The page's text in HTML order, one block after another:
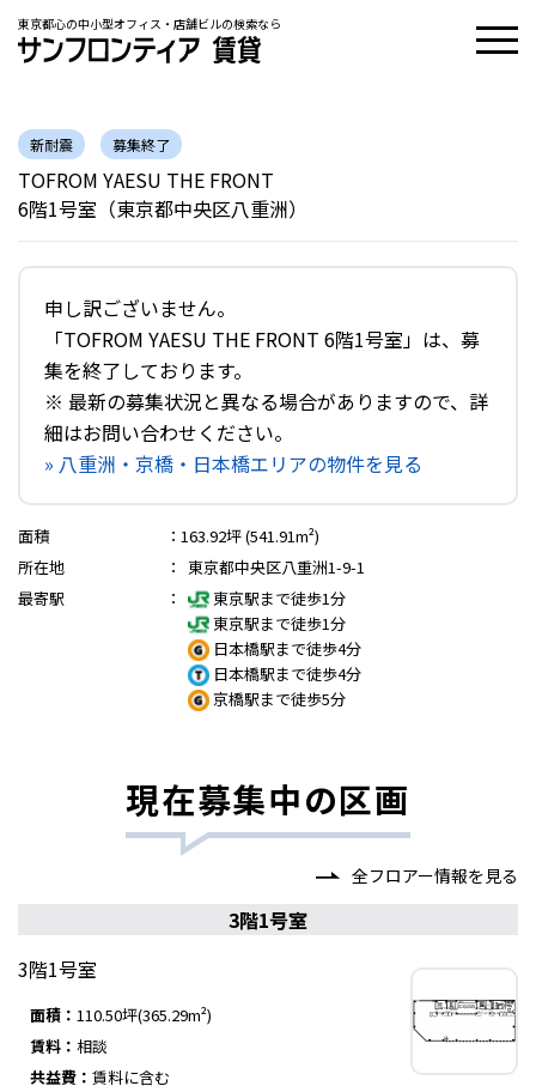
東京都心の中小型オフィス・店舗ビルの検索なら
新耐震 募集終了
TOFROM YAESU THE FRONT
6階1号室（東京都中央区八重洲）
申し訳ございません。
「TOFROM YAESU THE FRONT 6階1号室」は、募
集を終了しております。
※ 最新の募集状況と異なる場合がありますので、詳
細はお問い合わせください。
» 八重洲・京橋・日本橋エリアの物件を見る
面積 ： 163.92坪 (541.91m²)
所在地
：
東京都中央区八重洲1-9-1
最寄駅
：
東京駅まで徒歩1分
東京駅まで徒歩1分
日本橋駅まで徒歩4分
日本橋駅まで徒歩4分
京橋駅まで徒歩5分
現在募集中の区画
全フロアー情報を見る
3階1号室
3階1号室
面積： 110.50坪(365.29m²)
賃料： 相談
共益費： 賃料に含む